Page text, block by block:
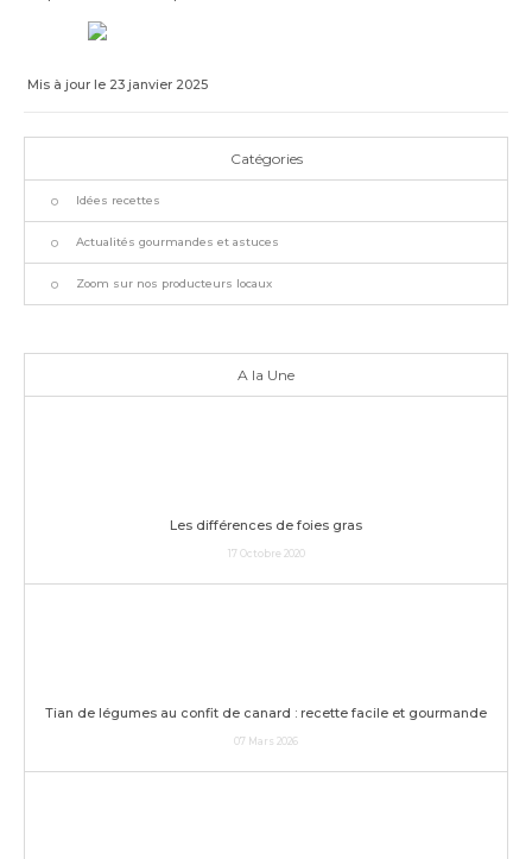
Mis à jour le 23 janvier 2025
Catégories
Idées recettes
Actualités gourmandes et astuces
Zoom sur nos producteurs locaux
A la Une
Les différences de foies gras
17 Octobre 2020
Tian de légumes au confit de canard : recette facile et gourmande
07 Mars 2026